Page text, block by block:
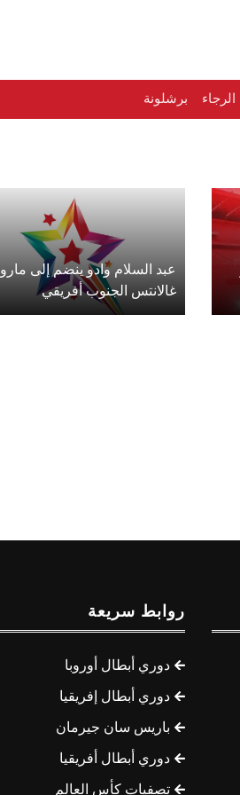
الرجاء برشلونة
عبد السلام وادو ينضم إلى
غالانتس الجنوب أفريقي
روابط سريعة
دوري أبطال أوروبا
دوري أبطال إفريقيا
باريس سان جيرمان
دوري أبطال أفريقيا
تصفيات كأس العالم